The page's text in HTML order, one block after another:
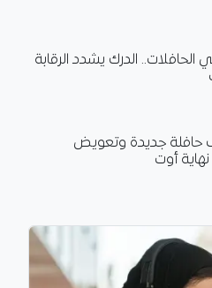
الحافلات.. الدرك يشدد الرقابة
الداخلية: 10 آلاف حافلة جديدة وتعويض
أوت